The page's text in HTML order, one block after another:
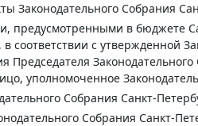
Законодательного Собрания
предусмотренными в бюджете
соответствии с утвержденной
Председателя
уполномоченное
Собрания Санкт-
Собрания Санкт-